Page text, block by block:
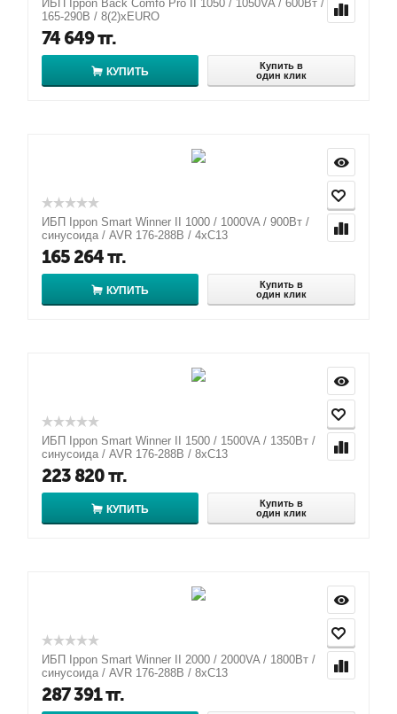
ИБП Ippon Back Comfo Pro II 1050 / 1050VA / 600Вт / AVR
165-290В / 8(2)хEURO
74 649тг.
КУПИТЬ
Купить в
один клик
ИБП Ippon Smart Winner II 1000 / 1000VA / 900Вт /
синусоида / AVR 176-288В / 4xC13
165 264тг.
КУПИТЬ
Купить в
один клик
ИБП Ippon Smart Winner II 1500 / 1500VA / 1350Вт /
синусоида / AVR 176-288В / 8xC13
223 820тг.
КУПИТЬ
Купить в
один клик
ИБП Ippon Smart Winner II 2000 / 2000VA / 1800Вт /
синусоида / AVR 176-288В / 8xC13
287 391тг.